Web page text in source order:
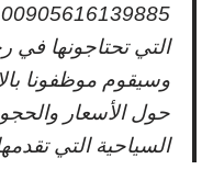
التي تحتاجونها في
وسيقوم موظفونا
حول الأسعار
السياحية التي